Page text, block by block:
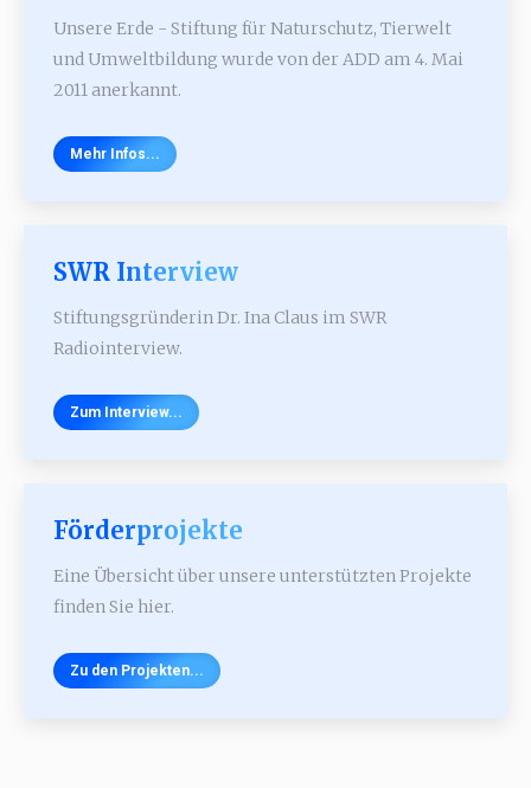
Unsere Erde - Stiftung für Naturschutz, Tierwelt
und Umweltbildung wurde von der ADD am 4. Mai
2011 anerkannt.
Mehr Infos...
SWR Interview
Stiftungsgründerin Dr. Ina Claus im SWR
Radiointerview.
Zum Interview...
Förderprojekte
Eine Übersicht über unsere unterstützten Projekte
finden Sie hier.
Zu den Projekten...